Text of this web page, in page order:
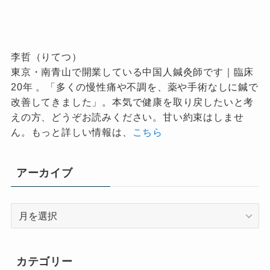
李哲（りてつ）
東京・南青山で開業している中国人鍼灸師です｜臨床
20年 。「多くの慢性痛や不調を、薬や手術なしに鍼で
改善してきました」。本気で健康を取り戻したいと考
えの方、どうぞお読みください。甘い約束はしませ
ん。もっと詳しい情報は、
こちら
アーカイブ
カテゴリー